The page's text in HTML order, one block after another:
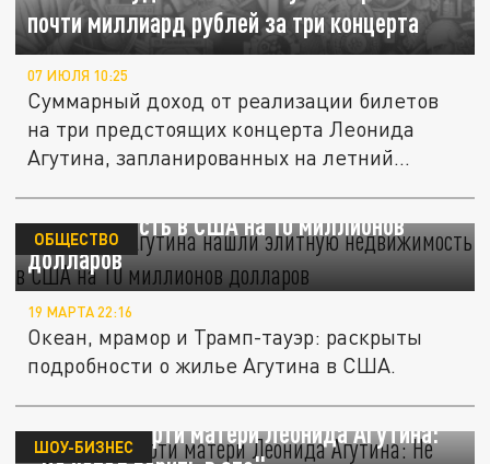
почти миллиард рублей за три концерта
07 ИЮЛЯ 10:25
Суммарный доход от реализации билетов
на три предстоящих концерта Леонида
Агутина, запланированных на летний...
У Леонида Агутина нашли элитную
недвижимость в США на 10 миллионов
долларов
ОБЩЕСТВО
19 МАРТА 22:16
Океан, мрамор и Трамп-тауэр: раскрыты
подробности о жилье Агутина в США.
Причины смерти матери Леонида Агутина:
ШОУ-БИЗНЕС